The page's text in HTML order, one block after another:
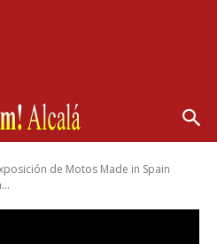
de Motos Made in Spain